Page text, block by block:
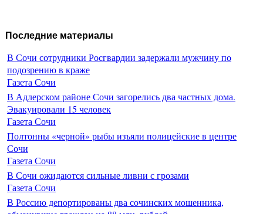
Последние материалы
В Сочи сотрудники Росгвардии задержали мужчину по
подозрению в краже
Газета Сочи
В Адлерском районе Сочи загорелись два частных дома.
Эвакуировали 15 человек
Газета Сочи
Полтонны «черной» рыбы изъяли полицейские в центре
Сочи
Газета Сочи
В Сочи ожидаются сильные ливни с грозами
Газета Сочи
В Россию депортированы два сочинских мошенника,